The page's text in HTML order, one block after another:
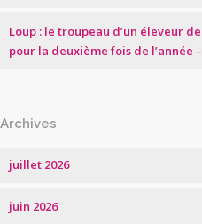
Loup : le troupeau d’un éleveur
pour la deuxième fois de l’année
Archives
juillet 2026
juin 2026